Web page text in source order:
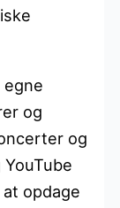
egne
og
og
opdage